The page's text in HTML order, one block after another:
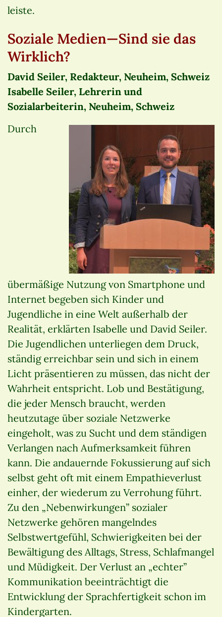
leiste.
Soziale Medien—Sind sie das
Wirklich?
David Seiler, Redakteur, Neuheim, Schweiz
Isabelle Seiler, Lehrerin und
Sozialarbeiterin, Neuheim, Schweiz
Durch
übermäßige Nutzung von Smartphone und
Internet begeben sich Kinder und
Jugendliche in eine Welt außerhalb der
Realität, erklärten Isabelle und David Seiler.
Die Jugendlichen unterliegen dem Druck,
ständig erreichbar sein und sich in einem
Licht präsentieren zu müssen, das nicht der
Wahrheit entspricht. Lob und Bestätigung,
die jeder Mensch braucht, werden
heutzutage über soziale Netzwerke
eingeholt, was zu Sucht und dem ständigen
Verlangen nach Aufmerksamkeit führen
kann. Die andauernde Fokussierung auf sich
selbst geht oft mit einem Empathieverlust
einher, der wiederum zu Verrohung führt.
Zu den „Nebenwirkungen” sozialer
Netzwerke gehören mangelndes
Selbstwertgefühl, Schwierigkeiten bei der
Bewältigung des Alltags, Stress, Schlafmangel
und Müdigkeit. Der Verlust an „echter”
Kommunikation beeinträchtigt die
Entwicklung der Sprachfertigkeit schon im
Kindergarten.